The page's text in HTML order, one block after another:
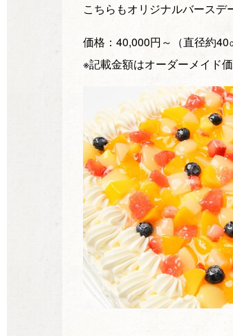
こちらもオリジナルバースデ
価格：40,000円～（直径約40
※記載金額はオーダーメイド